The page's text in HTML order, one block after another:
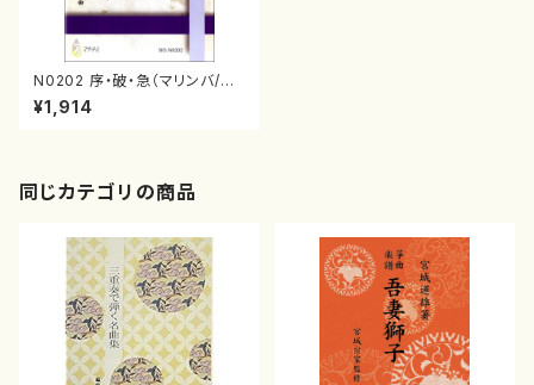
N0202 序・破・急（マリンバ/中
村茂隆/楽譜）
¥1,914
同じカテゴリの商品